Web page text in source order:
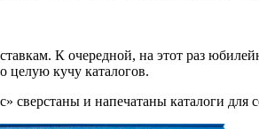
К очередной, на этот раз
целую кучу каталогов.
и напечатаны каталоги для